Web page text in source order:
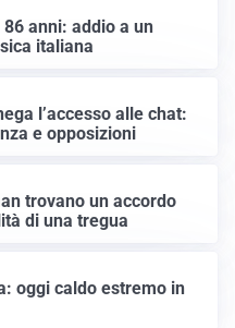
anni: addio a un
italiana
l’accesso alle chat:
e opposizioni
trovano un accordo
di una tregua
oggi caldo estremo in